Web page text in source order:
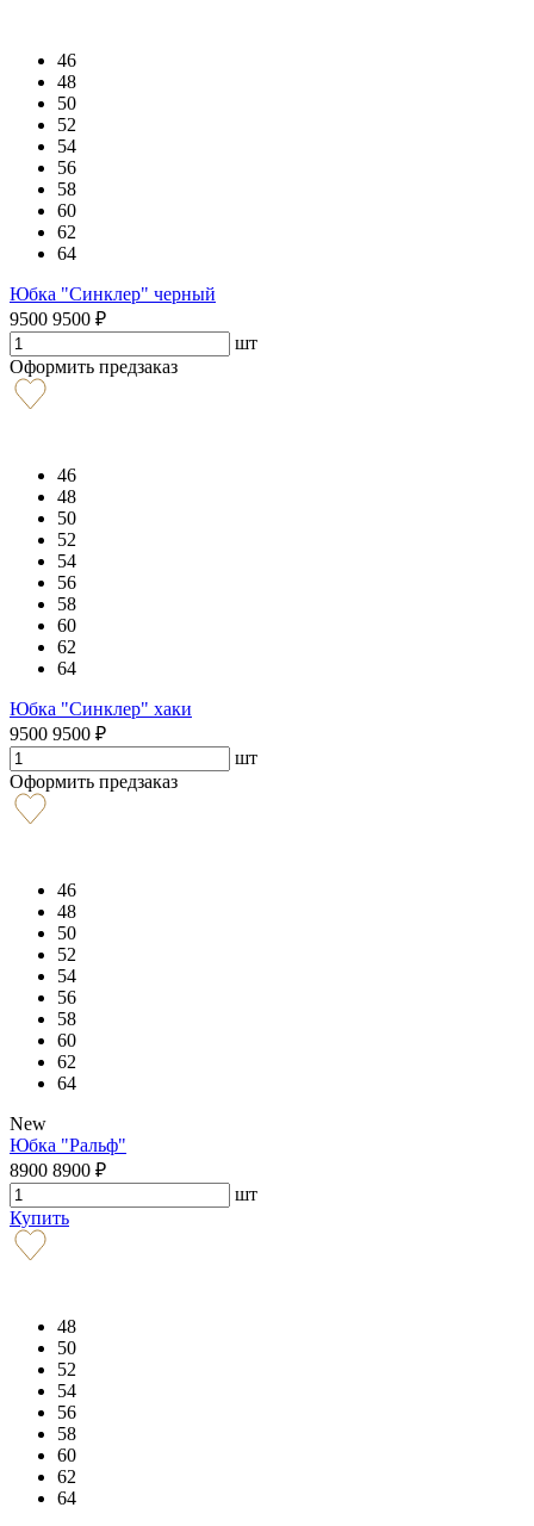
46
48
50
52
54
56
58
60
62
64
Юбка "Синклер" черный
9500 9500 ₽
шт
Оформить предзаказ
46
48
50
52
54
56
58
60
62
64
Юбка "Синклер" хаки
9500 9500 ₽
шт
Оформить предзаказ
46
48
50
52
54
56
58
60
62
64
New
Юбка "Ральф"
8900 8900 ₽
шт
Купить
48
50
52
54
56
58
60
62
64